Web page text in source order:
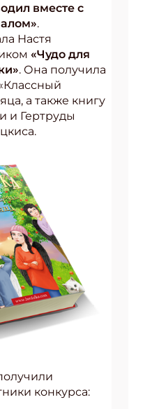
вместе с
.
Настя
«Чудо для
. Она получила
а также книгу
и Гертруды
конкурса: